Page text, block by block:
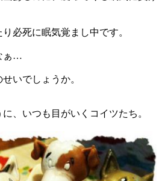
必死に眠気覚まし中です。
ぁ…
いでしょうか。
、いつも目がいくコイツたち。